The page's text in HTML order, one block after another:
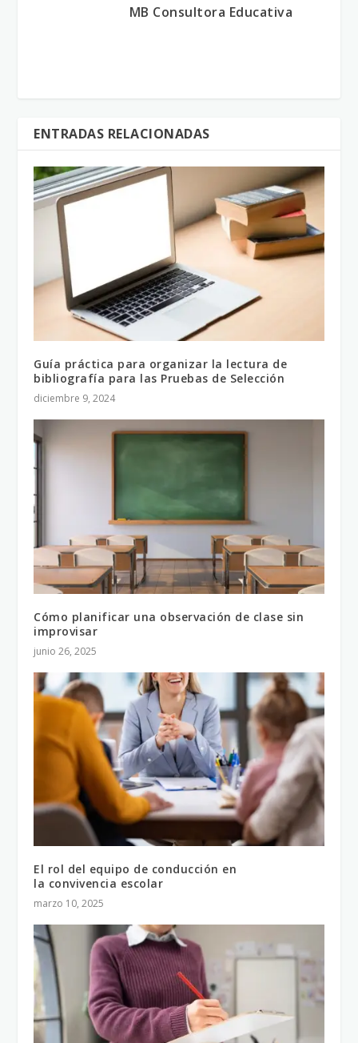
MB Consultora Educativa
ENTRADAS RELACIONADAS
Guía práctica para organizar la lectura de
bibliografía para las Pruebas de Selección
diciembre 9, 2024
Cómo planificar una observación de clase sin
improvisar
junio 26, 2025
El rol del equipo de conducción en
la convivencia escolar
marzo 10, 2025